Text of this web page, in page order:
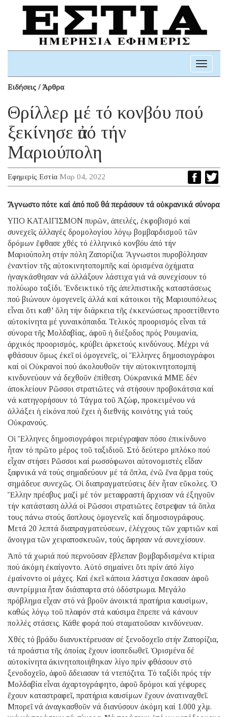
Toggle
Ειδήσεις / Άρθρα
Θρίλλερ μέ τό κονβόυ πού
ξεκίνησε ἀπό τήν
Μαριούπολη
Εφημερίς Εστία Μαρ 04, 2022
Ἄγνωστο πότε καί ἀπό ποῦ θά περάσουν τά οὐκρανικά σύνορα
ΥΠΟ ΚΑΤΑΙΓΙΣΜΟΝ πυρῶν, ἀπειλές, ἐκφοβισμό καί
συνεχεῖς ἀλλαγές δρομολογίου λόγῳ βομβαρδισμοῦ τῶν
δρόμων ἔφθασε χθές τό ἑλληνικό κονβόυ ἀπό τήν
Μαριούπολη στήν πόλη Ζαπορίζια. Ἄγνωστοι πυροβόλησαν
ἐναντίον τῆς αὐτοκινητοπομπῆς καί ὁρισμένα ὀχήματα
ἠναγκάσθησαν νά ἀλλάξουν λάστιχα γιά νά συνεχίσουν τό
πολύωρο ταξίδι. Ἐνδεικτικό τῆς ἀπελπιστικῆς καταστάσεως
πού βιώνουν ὁμογενεῖς ἀλλά καί κάτοικοι τῆς Μαριουπόλεως
εἶναι ὅτι καθ’ ὅλη τήν διάρκεια τῆς ἐκκενώσεως προσετίθεντο
αὐτοκίνητα μέ γυναικόπαιδα. Τελικός προορισμός εἶναι τά
σύνορα τῆς Μολδαβίας, ἀφοῦ ἡ διέξοδος πρός Ρουμανία,
ἀρχικός προορισμός, κρύβει ἀρκετούς κινδύνους. Μέχρι νά
φθάσουν ὅμως ἐκεῖ οἱ ὁμογενεῖς, οἱ Ἕλληνες δημοσιογράφοι
καί οἱ Οὐκρανοί πού ἀκολουθοῦν τήν αὐτοκινητοπομπή
κινδυνεύουν νά δεχθοῦν ἐπίθεση. Οὐκρανικά ΜΜΕ δέν
ἀποκλείουν Ρῶσσοι στρατιῶτες νά στήσουν προβοκάτσια καί
νά κατηγορήσουν τό Τάγμα τοῦ Ἀζώφ, προκειμένου νά
ἀλλάξει ἡ εἰκόνα πού ἔχει ἡ διεθνής κοινότης γιά τούς
Οὐκρανούς.
Οἱ Ἕλληνες δημοσιογράφοι περιέγραψαν πόσο ἐπικίνδυνο
ἦταν τό πρῶτο μέρος τοῦ ταξιδιοῦ. Στό δεύτερο μπλόκο πού
εἶχαν στήσει Ρῶσσοι καί ρωσσόφωνοι αὐτονομιστές εἶδαν
ξαφνικά νά τούς σημαδεύουν μέ τά ὅπλα, ἐνῶ ἕνα ἅρμα τούς
σημάδευε συνεχῶς. Οἱ διαπραγματεύσεις δέν ἦταν εὔκολες. Ὁ
Ἕλλην πρέσβυς μαζί μέ τόν μεταφραστή ἄρχισαν νά ἐξηγοῦν
τήν κατάσταση ἀλλά οἱ Ρῶσσοι στρατιῶτες ἔστρεψαν τά ὅπλα
τους πάνω στούς ἄοπλους ὁμογενεῖς καί δημοσιογράφους.
Μετά 20 λεπτά διαπραγματεύσεων, ἐλέγχους τῶν χαρτιῶν καί
ἄνοιγμα τῶν χειραποσκευῶν, τούς ἄφησαν νά συνεχίσουν.
Ἀπό τά χωριά πού περνοῦσαν ἔβλεπαν βομβαρδισμένα κτίρια
πού ἀκόμη ἐκαίγοντο. Αὐτό σημαίνει ὅτι πρίν ἀπό λίγο
ἐμαίνοντο οἱ μάχες. Καί ἐκεῖ κάποια λάστιχα ἔσκασαν ἀφοῦ
συντρίμμια ἦταν διάσπαρτα στό ὁδόστρωμα. Μεγάλο
πρόβλημα εἶχαν στό νά βροῦν ἀνοικτά πρατήρια καυσίμων,
καθώς λόγῳ τοῦ πλαφόν στά καύσιμα ἔπρεπε νά κάνουν
πολλές στάσεις. Κάθε φορά πού σταματοῦσαν κινδύνευαν.
Χθές τό βράδυ διανυκτέρευσαν σέ ξενοδοχεῖο στήν Ζαπορίζια,
τά προάστια τῆς ὁποίας ἔχουν ἰσοπεδωθεῖ. Ὁρισμένα δέ
αὐτοκίνητα ἀκινητοποιήθηκαν λίγο πρίν φθάσουν στό
ξενοδοχεῖο, ἀφοῦ ἄδειασαν τά ντεπόζιτα. Τό ταξίδι πρός τήν
Μολδαβία εἶναι ἀχαρτογράφητο, ἀφοῦ δρόμοι καί γέφυρες
ἔχουν καταστραφεῖ, πρατήρια καυσίμων ἔχουν ἀνατιναχθεῖ.
Μπορεῖ νά ἀναγκασθοῦν νά διανύσουν ἀκόμη καί 1.000 χλμ.